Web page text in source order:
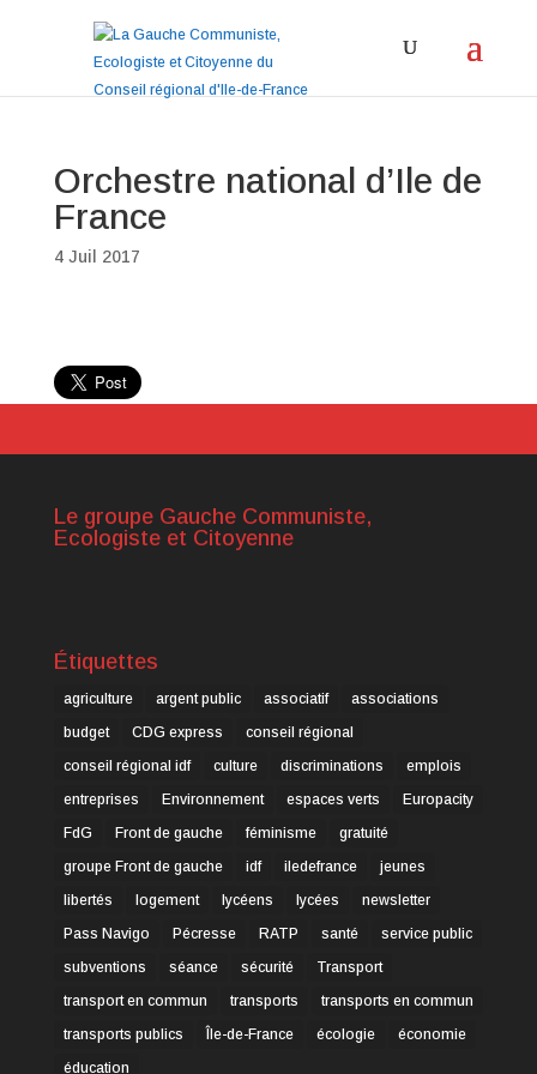
Orchestre national d’Ile de
France
4 Juil 2017
Le groupe Gauche Communiste,
Ecologiste et Citoyenne
Étiquettes
agriculture argent public associatif
associations
budget
CDG express
conseil régional
conseil régional idf
culture discriminations
emplois
entreprises
Environnement espaces verts
Europacity
FdG
Front de gauche féminisme
gratuité
groupe Front de gauche
idf iledefrance
jeunes
libertés
logement lycéens lycées
newsletter
Pass Navigo
Pécresse RATP santé
service public
subventions
séance sécurité
Transport
transport en commun
transports
transports en commun
transports publics
Île-de-France écologie
économie
éducation